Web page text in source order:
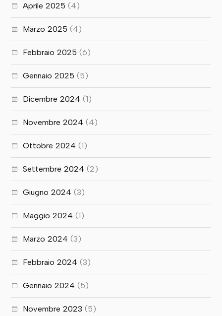
Aprile 2025 (4)
Marzo 2025 (4)
Febbraio 2025 (6)
Gennaio 2025 (5)
Dicembre 2024 (1)
Novembre 2024 (4)
Ottobre 2024 (1)
Settembre 2024 (2)
Giugno 2024 (3)
Maggio 2024 (1)
Marzo 2024 (3)
Febbraio 2024 (3)
Gennaio 2024 (5)
Novembre 2023 (5)